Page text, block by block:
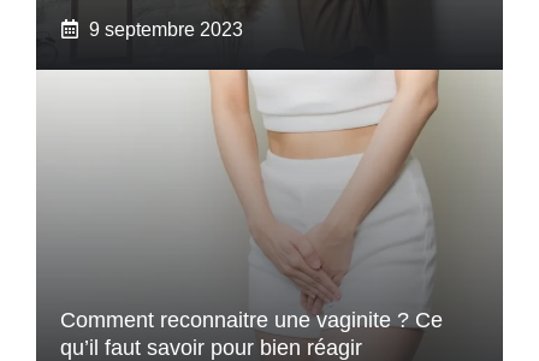
9 septembre 2023
Comment reconnaitre une vaginite ? Ce
qu’il faut savoir pour bien réagir